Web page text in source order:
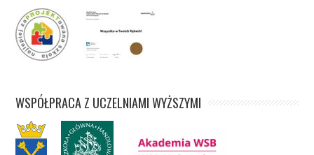
WSPÓŁPRACA Z UCZELNIAMI WYŻSZYMI